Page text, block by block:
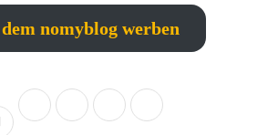
nomyblog werben